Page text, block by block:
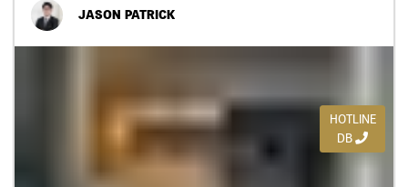
JASON PATRICK
HOTLINE
DB